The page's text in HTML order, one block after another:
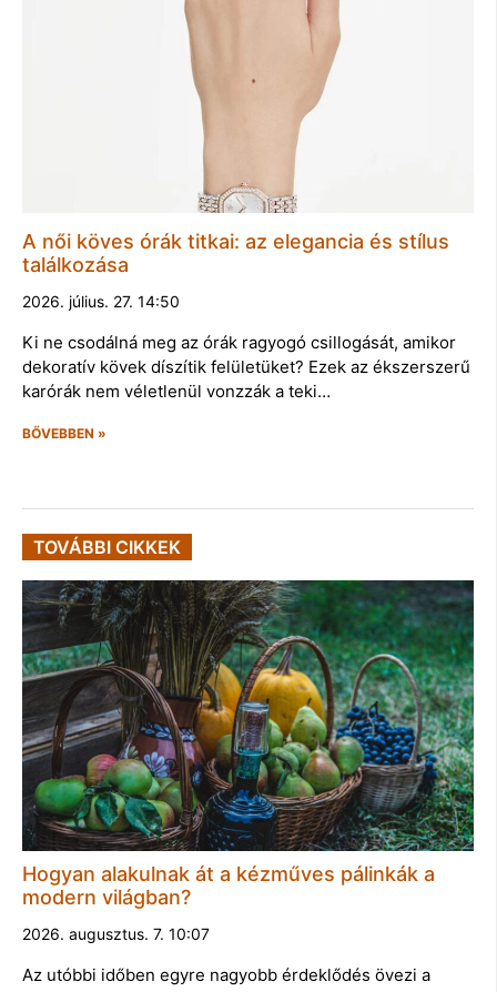
A női köves órák titkai: az elegancia és stílus
találkozása
2026. július. 27. 14:50
Ki ne csodálná meg az órák ragyogó csillogását, amikor
dekoratív kövek díszítik felületüket? Ezek az ékszerszerű
karórák nem véletlenül vonzzák a teki…
BŐVEBBEN »
TOVÁBBI CIKKEK
Hogyan alakulnak át a kézműves pálinkák a
modern világban?
2026. augusztus. 7. 10:07
Az utóbbi időben egyre nagyobb érdeklődés övezi a